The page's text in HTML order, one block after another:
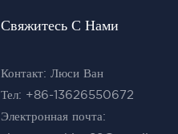
Свяжитесь С Нами
Контакт: Люси Ван
Тел: +86-13626550672
Электронная почта: